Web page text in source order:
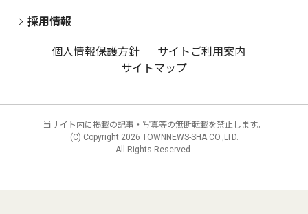
採用情報
個人情報保護方針
サイトご利用案内
サイトマップ
当サイト内に掲載の記事・写真等の無断転載を禁止します。
(C) Copyright 2026 TOWNNEWS-SHA CO.,LTD.
All Rights Reserved.